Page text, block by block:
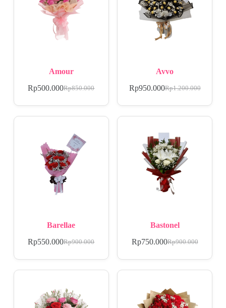
Amour
Rp850.000
Rp500.000
Avvo
Rp1.200.000
Rp950.000
Barellae
Rp900.000
Rp550.000
Bastonel
Rp900.000
Rp750.000